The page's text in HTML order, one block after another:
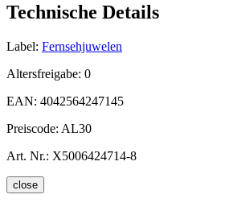
Technische Details
Label: Fernsehjuwelen
Altersfreigabe: 0
EAN: 4042564247145
Preiscode: AL30
Art. Nr.: X5006424714-8
close